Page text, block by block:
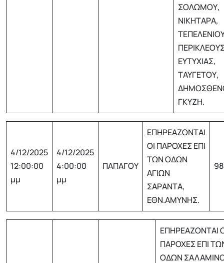
ΣΟΛΩΜΟΥ,
ΝΙΚΗΤΑΡΑ,
ΕΥΤΥΧΙΑΣ,
ΤΑΥΓΕΤΟΥ,
ΓΚΥΖΗ.
4/12/2025
12:00:00
μμ
4/12/2025
4:00:00
μμ
ΠΑΠΑΓΟΥ
ΕΠΗΡΕΑΖΟΝΤΑΙ
ΟΙ ΠΑΡΟΧΕΣ ΕΠΙ
ΤΩΝ ΟΔΩΝ
ΑΓΙΩΝ
ΣΑΡΑΝΤΑ,
ΕΘΝ.ΑΜΥΝΗΣ.
ΕΠΗΡΕΑΖΟΝΤΑΙ
ΠΑΡΟΧΕΣ ΕΠΙ
ΟΔΩΝ